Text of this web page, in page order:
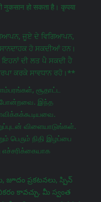
हो सकता है। कृपया
ਜੂਏ ਦੇ ਵਿਗਿਆਪਨ,
ਹੋ ਸਕਦੀਆਂ ਹਨ।
ਦੀ ਲਤ ਪੈ ਸਕਦੀ ਹੈ
ਕਰਕੇ ਸਾਵਧਾਨ ਰਹੋ।**
சூதாட்ட
போன்றவை. இந்த
விளையாடுங்கள்.
பெரும் நிதி இழப்பை
எச்சரிக்கையாக
జూదం ప్రకటనలు, స్పిన్
కావచ్చు. మీ స్వంత